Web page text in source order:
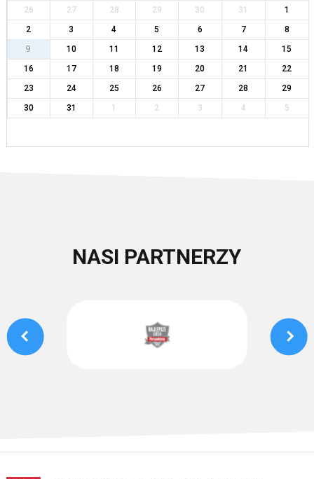
26 27 28 29 30 31
1
2
3 4 5 6 7
8
9
10 11 12 13 14
15
16
17 18 19 20 21
22
23
24 25 26 27 28
29
30
31 1 2 3 4 5
NASI PARTNERZY